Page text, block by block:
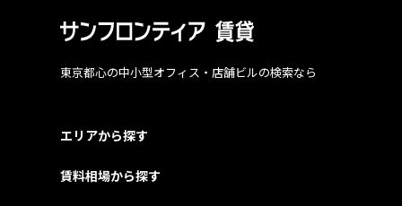
東京都心の中小型オフィス・店舗ビルの検索なら
エリアから探す
賃料相場から探す